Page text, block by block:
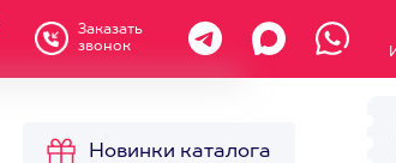
Заказать
звонок
Новинки каталога